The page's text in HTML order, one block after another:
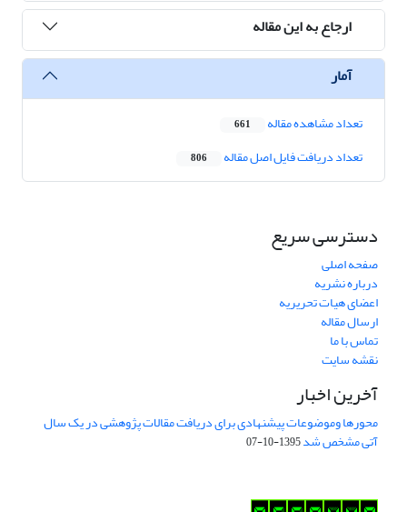
ارجاع به این مقاله
آمار
تعداد مشاهده مقاله 661
تعداد دریافت فایل اصل مقاله 806
دسترسی سریع
صفحه اصلی
درباره نشریه
اعضای هیات تحریریه
ارسال مقاله
تماس با ما
نقشه سایت
آخرین اخبار
محورها وموضوعات پیشنهادی برای دریافت مقالات پژوهشی در یک سال
آتی مشخص شد1395-10-07